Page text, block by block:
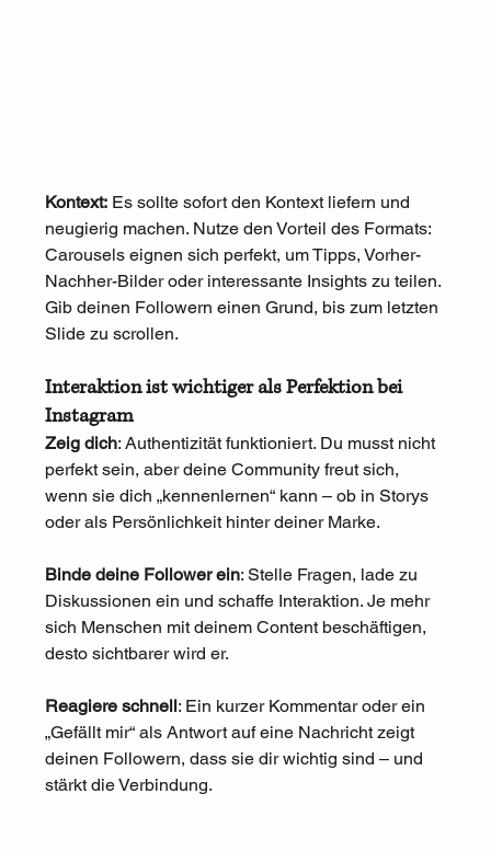
Kontext: Es sollte sofort den Kontext liefern und
neugierig machen. Nutze den Vorteil des Formats:
Carousels eignen sich perfekt, um Tipps, Vorher-
Nachher-Bilder oder interessante Insights zu teilen.
Gib deinen Followern einen Grund, bis zum letzten
Slide zu scrollen.
Interaktion ist wichtiger als Perfektion bei
Instagram
Zeig dich: Authentizität funktioniert. Du musst nicht
perfekt sein, aber deine Community freut sich,
wenn sie dich „kennenlernen“ kann – ob in Storys
oder als Persönlichkeit hinter deiner Marke.
Binde deine Follower ein: Stelle Fragen, lade zu
Diskussionen ein und schaffe Interaktion. Je mehr
sich Menschen mit deinem Content beschäftigen,
desto sichtbarer wird er.
Reagiere schnell: Ein kurzer Kommentar oder ein
„Gefällt mir“ als Antwort auf eine Nachricht zeigt
deinen Followern, dass sie dir wichtig sind – und
stärkt die Verbindung.